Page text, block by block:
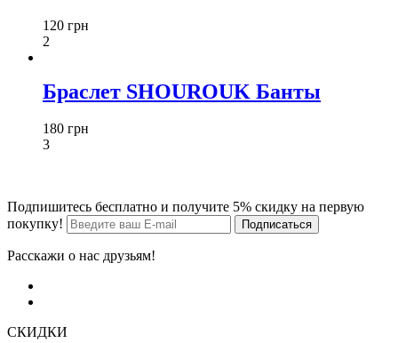
120 грн
2
Браслет SHOUROUK Банты
180 грн
3
Подпишитесь бесплатно и получите 5% скидку на первую
покупку!
Расскажи о нас друзьям!
СКИДКИ